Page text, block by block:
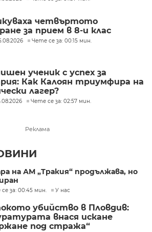
четвъртото
за прием в 8-и клас
Чете се за: 00:15 мин.
ученик с успех за
Как Калоян триумфира на
лагер?
Чете се за: 02:57 мин.
Реклама
на АМ „Тракия“ продължава, но
за: 00:45 мин. У нас
убийство в Пловдив:
внася искане
под стража“